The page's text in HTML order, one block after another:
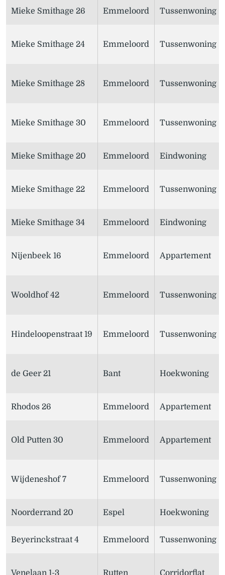
Mieke Smithage 26 Emmeloord Tussenwoning
Mieke Smithage 24 Emmeloord Tussenwoning
Mieke Smithage 28 Emmeloord Tussenwoning
Mieke Smithage 30 Emmeloord Tussenwoning
Mieke Smithage 20 Emmeloord Eindwoning
Mieke Smithage 22 Emmeloord Tussenwoning
Mieke Smithage 34 Emmeloord Eindwoning
Nijenbeek 16 Emmeloord Appartement
Wooldhof 42 Emmeloord Tussenwoning
Hindeloopenstraat 19 Emmeloord Tussenwoning
de Geer 21 Bant Hoekwoning
Rhodos 26 Emmeloord Appartement
Old Putten 30 Emmeloord Appartement
Wijdeneshof 7 Emmeloord Tussenwoning
Noorderrand 20 Espel Hoekwoning
Beyerinckstraat 4 Emmeloord Tussenwoning
Venelaan 1-3 Rutten Corridorflat